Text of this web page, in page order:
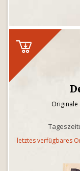
Originale
letztes verfügbares